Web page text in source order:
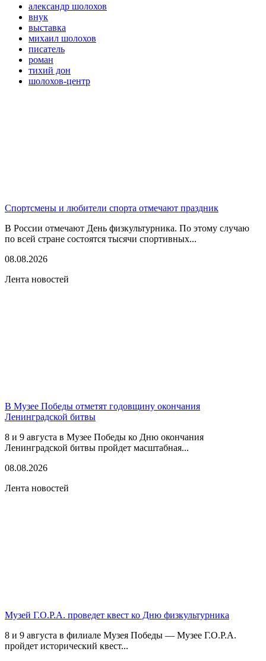
александр шолохов
внук
выставка
михаил шолохов
писатель
роман
тихий дон
шолохов-центр
Спортсмены и любители спорта отмечают праздник
В России отмечают День физкультурника. По этому случаю
по всей стране состоятся тысячи спортивных...
08.08.2026
Лента новостей
В Музее Победы отметят годовщину окончания
Ленинградской битвы
8 и 9 августа в Музее Победы ко Дню окончания
Ленинградской битвы пройдет масштабная...
08.08.2026
Лента новостей
Музей Г.О.Р.А. проведет квест ко Дню физкультурника
8 и 9 августа в филиале Музея Победы — Музее Г.О.Р.А.
пройдет исторический квест...